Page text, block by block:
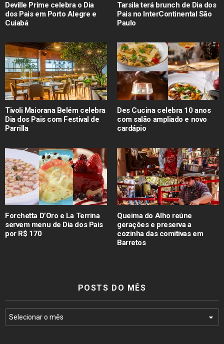
Deville Prime celebra o Dia
dos Pais em Porto Alegre e
Cuiabá
Tarsila terá brunch de Dia dos
Pais no InterContinental São
Paulo
Tivoli Maiorana Belém celebra
Dia dos Pais com Festival de
Parrilla
Des Cucina celebra 10 anos
com salão ampliado e novo
cardápio
Forchetta D’Oro e La Terrina
servem menu de Dia dos Pais
por R$ 170
Queima do Alho reúne
gerações e preserva a
cozinha das comitivas em
Barretos
POSTS DO MÊS